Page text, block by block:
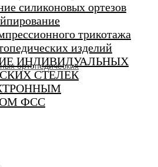
силиконовых ортезов
трикотажа
изделий
ИНДИВИДУАЛЬНЫХ
СТЕЛЕК
ФСС
ортопедических